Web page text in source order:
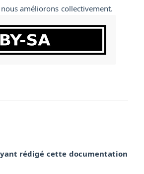
améliorons collectivement.
rédigé cette documentation